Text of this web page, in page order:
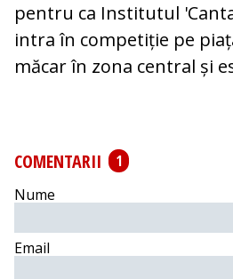
pentru ca Institutul
intra în competiție pe
măcar în zona central și
COMENTARII
1
Nume
Email